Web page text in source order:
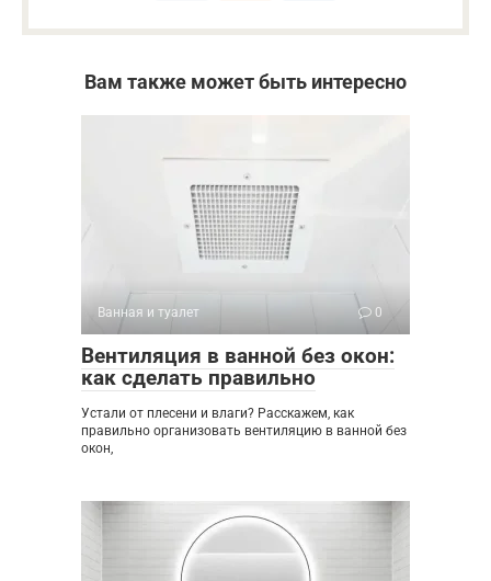
Вам также может быть интересно
Ванная и туалет 0
Вентиляция в ванной без окон:
как сделать правильно
Устали от плесени и влаги? Расскажем, как
правильно организовать вентиляцию в ванной без
окон,